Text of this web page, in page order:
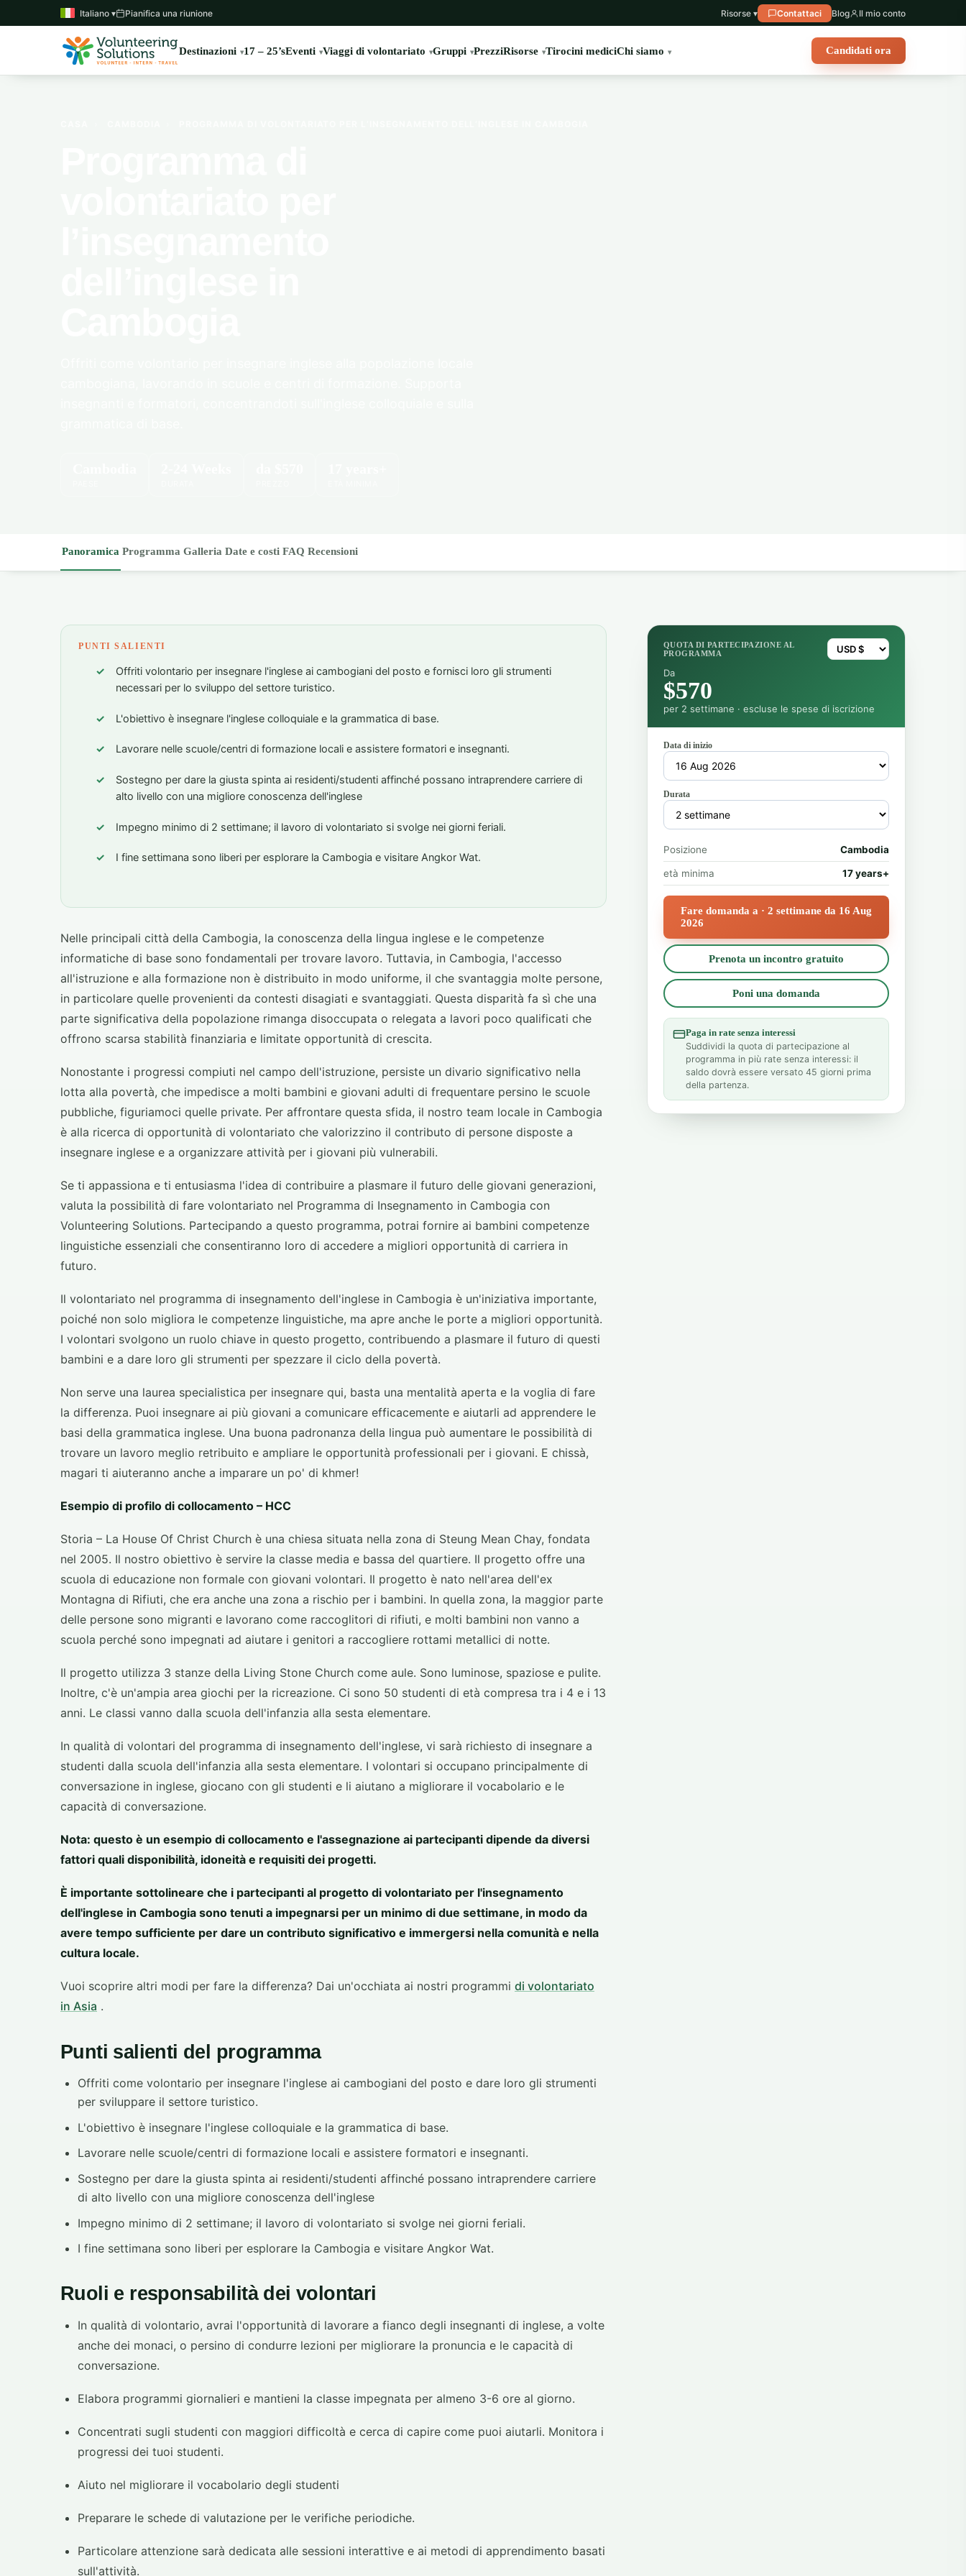
Italiano ▾ Pianifica una riunione Risorse ▾ Contattaci Blog Il mio conto
Destinazioni 17 – 25’sEventi Viaggi di volontariato Gruppi PrezziRisorse Tirocini mediciChi siamo Candidati ora
Panoramica Programma Galleria Date e costi FAQ Recensioni
PUNTI SALIENTI
Offriti volontario per insegnare l'inglese ai cambogiani del posto e fornisci loro gli strumenti
necessari per lo sviluppo del settore turistico.
L'obiettivo è insegnare l'inglese colloquiale e la grammatica di base.
Lavorare nelle scuole/centri di formazione locali e assistere formatori e insegnanti.
Sostegno per dare la giusta spinta ai residenti/studenti affinché possano intraprendere carriere di
alto livello con una migliore conoscenza dell'inglese
Impegno minimo di 2 settimane; il lavoro di volontariato si svolge nei giorni feriali.
I fine settimana sono liberi per esplorare la Cambogia e visitare Angkor Wat.
Nelle principali città della Cambogia, la conoscenza della lingua inglese e le competenze
informatiche di base sono fondamentali per trovare lavoro. Tuttavia, in Cambogia, l'accesso
all'istruzione e alla formazione non è distribuito in modo uniforme, il che svantaggia molte persone,
in particolare quelle provenienti da contesti disagiati e svantaggiati. Questa disparità fa sì che una
parte significativa della popolazione rimanga disoccupata o relegata a lavori poco qualificati che
offrono scarsa stabilità finanziaria e limitate opportunità di crescita.
Nonostante i progressi compiuti nel campo dell'istruzione, persiste un divario significativo nella
lotta alla povertà, che impedisce a molti bambini e giovani adulti di frequentare persino le scuole
pubbliche, figuriamoci quelle private. Per affrontare questa sfida, il nostro team locale in Cambogia
è alla ricerca di opportunità di volontariato che valorizzino il contributo di persone disposte a
insegnare inglese e a organizzare attività per i giovani più vulnerabili.
Se ti appassiona e ti entusiasma l'idea di contribuire a plasmare il futuro delle giovani generazioni,
valuta la possibilità di fare volontariato nel Programma di Insegnamento in Cambogia con
Volunteering Solutions. Partecipando a questo programma, potrai fornire ai bambini competenze
linguistiche essenziali che consentiranno loro di accedere a migliori opportunità di carriera in
futuro.
Il volontariato nel programma di insegnamento dell'inglese in Cambogia è un'iniziativa importante,
poiché non solo migliora le competenze linguistiche, ma apre anche le porte a migliori opportunità.
I ​​volontari svolgono un ruolo chiave in questo progetto, contribuendo a plasmare il futuro di questi
bambini e a dare loro gli strumenti per spezzare il ciclo della povertà.
Non serve una laurea specialistica per insegnare qui, basta una mentalità aperta e la voglia di fare
la differenza. Puoi insegnare ai più giovani a comunicare efficacemente e aiutarli ad apprendere le
basi della grammatica inglese. Una buona padronanza della lingua può aumentare le possibilità di
trovare un lavoro meglio retribuito e ampliare le opportunità professionali per i giovani. E chissà,
magari ti aiuteranno anche a imparare un po' di khmer!
Esempio di profilo di collocamento – HCC
Storia – La House Of Christ Church è una chiesa situata nella zona di Steung Mean Chay, fondata
nel 2005. Il nostro obiettivo è servire la classe media e bassa del quartiere. Il progetto offre una
scuola di educazione non formale con giovani volontari. Il progetto è nato nell'area dell'ex
Montagna di Rifiuti, che era anche una zona a rischio per i bambini. In quella zona, la maggior parte
delle persone sono migranti e lavorano come raccoglitori di rifiuti, e molti bambini non vanno a
scuola perché sono impegnati ad aiutare i genitori a raccogliere rottami metallici di notte.
Il progetto utilizza 3 stanze della Living Stone Church come aule. Sono luminose, spaziose e pulite.
Inoltre, c'è un'ampia area giochi per la ricreazione. Ci sono 50 studenti di età compresa tra i 4 e i 13
anni. Le classi vanno dalla scuola dell'infanzia alla sesta elementare.
In qualità di volontari del programma di insegnamento dell'inglese, vi sarà richiesto di insegnare a
studenti dalla scuola dell'infanzia alla sesta elementare. I volontari si occupano principalmente di
conversazione in inglese, giocano con gli studenti e li aiutano a migliorare il vocabolario e le
capacità di conversazione.
Nota: questo è un esempio di collocamento e l'assegnazione ai partecipanti dipende da diversi
fattori quali disponibilità, idoneità e requisiti dei progetti.
È importante sottolineare che i partecipanti al progetto di volontariato per l'insegnamento
dell'inglese in Cambogia sono tenuti a impegnarsi per un minimo di due settimane, in modo da
avere tempo sufficiente per dare un contributo significativo e immergersi nella comunità e nella
cultura locale.
Vuoi scoprire altri modi per fare la differenza? Dai un'occhiata ai nostri programmi di volontariato
in Asia .
Punti salienti del programma
Offriti come volontario per insegnare l'inglese ai cambogiani del posto e dare loro gli strumenti
per sviluppare il settore turistico.
L'obiettivo è insegnare l'inglese colloquiale e la grammatica di base.
Lavorare nelle scuole/centri di formazione locali e assistere formatori e insegnanti.
Sostegno per dare la giusta spinta ai residenti/studenti affinché possano intraprendere carriere
di alto livello con una migliore conoscenza dell'inglese
Impegno minimo di 2 settimane; il lavoro di volontariato si svolge nei giorni feriali.
I fine settimana sono liberi per esplorare la Cambogia e visitare Angkor Wat.
Ruoli e responsabilità dei volontari
In qualità di volontario, avrai l'opportunità di lavorare a fianco degli insegnanti di inglese, a volte
anche dei monaci, o persino di condurre lezioni per migliorare la pronuncia e le capacità di
conversazione.
Elabora programmi giornalieri e mantieni la classe impegnata per almeno 3-6 ore al giorno.
Concentrati sugli studenti con maggiori difficoltà e cerca di capire come puoi aiutarli. Monitora i
progressi dei tuoi studenti.
Aiuto nel migliorare il vocabolario degli studenti
Preparare le schede di valutazione per le verifiche periodiche.
Particolare attenzione sarà dedicata alle sessioni interattive e ai metodi di apprendimento basati
sull'attività.
QUOTA DI PARTECIPAZIONE AL
PROGRAMMA
Da
$570
per 2 settimane · escluse le spese di iscrizione
Data di inizio
Durata
Posizione Cambodia
età minima 17 years+
Fare domanda a · 2 settimane da 16 Aug
2026
Prenota un incontro gratuito
Poni una domanda
Paga in rate senza interessi
Suddividi la quota di partecipazione al
programma in più rate senza interessi: il
saldo dovrà essere versato 45 giorni prima
della partenza.